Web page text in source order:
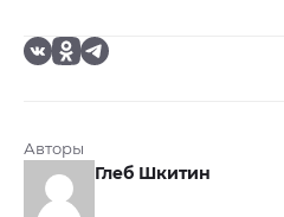
Авторы
Глеб Шкитин